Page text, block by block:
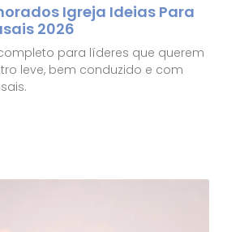
Igreja Ideias Para
2026
para líderes que querem
leve, bem conduzido e com